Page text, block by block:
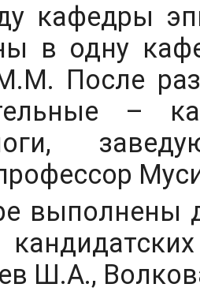
кафедры
в одну
После
–
выполнены
Ш.А.,